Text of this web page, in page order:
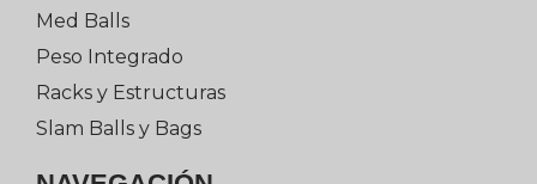
Med Balls
Peso Integrado
Racks y Estructuras
Slam Balls y Bags